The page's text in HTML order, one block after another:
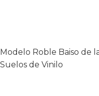
Modelo Roble Baiso de
Suelos de Vinilo